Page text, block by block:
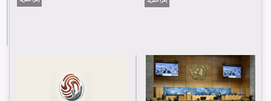
لجنة دعم الصحفيين تلتقي اللجنة الدولية للصليب الأحمر في جنيف